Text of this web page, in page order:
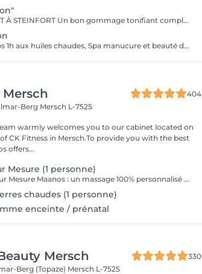
UNIQUEMENT À STEINFORT Un bon gommage tonifiant complet du corps suivi d'un massage détente du corps 1h, beauté des pieds et manucure.
Massage corps 1h aux huiles chaudes, Spa manucure et beauté des pieds + bain de paraffine 199€ au lieu de 252€
Mersch
404
Berg Mersch L-7525
warmly welcomes you to our cabinet located on
CK Fitness in Mersch.To provide you with the best
offers...
Mesure (1 personne)
Le Massage Sur Mesure Maanos : un massage 100% personnalisé en fonction de vos besoins et de vos envies !
chaudes (1 personne)
enceinte / prénatal
Mersch
330
Berg (Topaze) Mersch L-7525